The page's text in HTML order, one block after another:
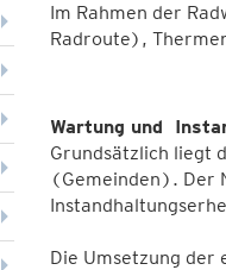
Im Rahmen der
Radroute),
Wartung und
Grundsätzlich liegt
(Gemeinden). Der
Die Umsetzung der